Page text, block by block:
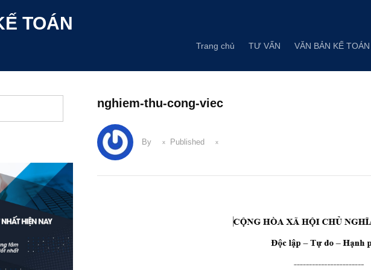
TOÁN
Trang chủ TƯ VẤN VĂN BẢN KẾ TOÁN
nghiem-thu-cong-viec
By Published